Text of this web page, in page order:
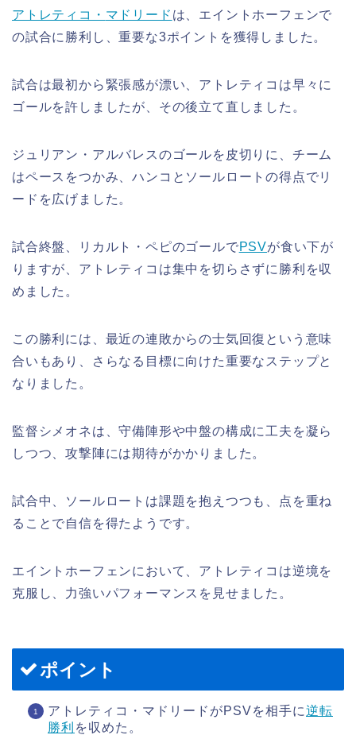
アトレティコ・ マドリード は、エイントホーフェンで
の試合に勝利し、重要な3ポイントを獲得しました。
試合は最初から緊張感が漂い、アトレティコは早々に
ゴールを許しましたが、その後立て直しました。
ジュリアン・アルバレスのゴールを皮切りに、チーム
はペースをつかみ、ハンコとソールロートの得点でリ
ードを広げました。
試合終盤、リカルト・ペピのゴールでPSVが食い下が
りますが、アトレティコは集中を切らさずに勝利を収
めました。
この勝利には、最近の連敗からの士気回復という意味
合いもあり、さらなる目標に向けた重要なステップと
なりました。
監督シメオネは、守備陣形や中盤の構成に工夫を凝ら
しつつ、攻撃陣には期待がかかりました。
試合中、ソールロートは課題を抱えつつも、点を重ね
ることで自信を得たようです。
エイントホーフェンにおいて、アトレティコは逆境を
克服し、力強いパフォーマンスを見せました。
ポイント
アトレティコ・マドリードがPSVを相手に逆転
勝利 を収めた。